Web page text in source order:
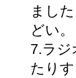
まし
どい。
7.ラ
たり